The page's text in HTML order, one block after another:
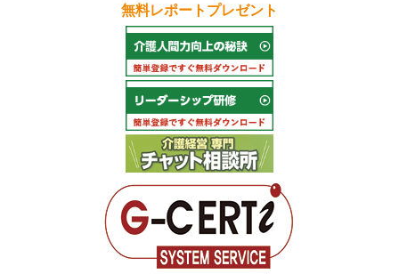
無料レポートプレゼント